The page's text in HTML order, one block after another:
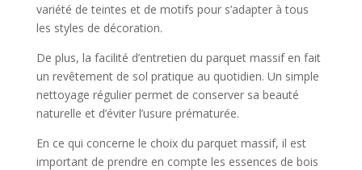
variété de teintes et de motifs pour s’adapter à tous
les styles de décoration.
De plus, la facilité d’entretien du parquet massif en fait
un revêtement de sol pratique au quotidien. Un simple
nettoyage régulier permet de conserver sa beauté
naturelle et d’éviter l’usure prématurée.
En ce qui concerne le choix du parquet massif, il est
important de prendre en compte les essences de bois